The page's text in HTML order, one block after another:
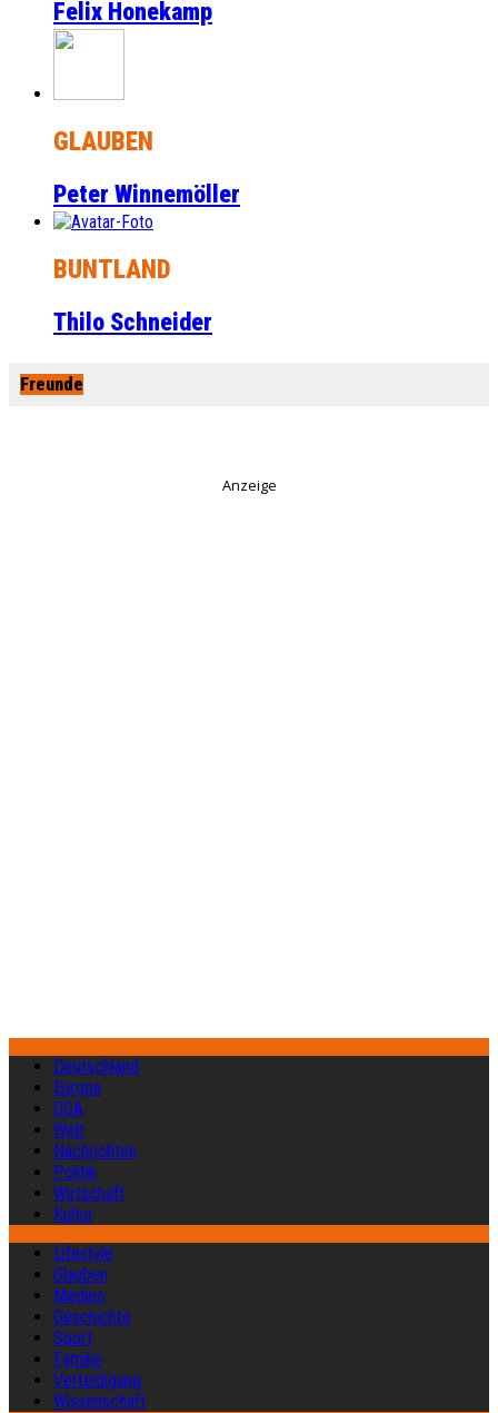
Felix Honekamp
GLAUBEN
Peter Winnemöller
BUNTLAND
Thilo Schneider
Freunde
Anzeige
Deutschland
Europa
USA
Welt
Nachrichten
Politik
Wirtschaft
Kultur
Lifestyle
Glauben
Medien
Geschichte
Sport
Familie
Verteidigung
Wissenschaft